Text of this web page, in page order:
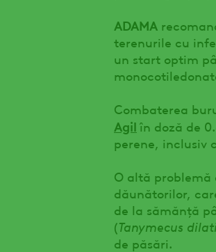
ADAMA
terenurile cu
un start optim
Combaterea
Agil în doză de
perene, inclusiv
O altă problemă
dăunătorilor,
de la sămănță
(Tanymecus
de păsări.